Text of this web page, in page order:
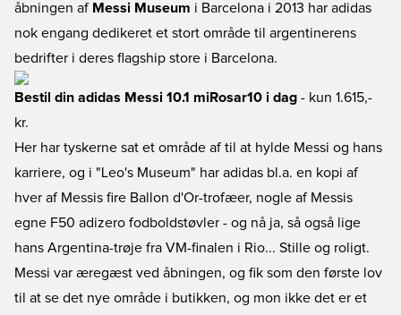
åbningen af Messi Museum i Barcelona i 2013 har adidas
nok engang dedikeret et stort område til argentinerens
bedrifter i deres flagship store i Barcelona.
Bestil din adidas Messi 10.1 miRosar10 i dag - kun 1.615,-
kr.
Her har tyskerne sat et område af til at hylde Messi og hans
karriere, og i "Leo's Museum" har adidas bl.a. en kopi af
hver af Messis fire Ballon d'Or-trofæer, nogle af Messis
egne F50 adizero fodboldstøvler - og nå ja, så også lige
hans Argentina-trøje fra VM-finalen i Rio... Stille og roligt.
Messi var æregæst ved åbningen, og fik som den første lov
til at se det nye område i butikken, og mon ikke det er et